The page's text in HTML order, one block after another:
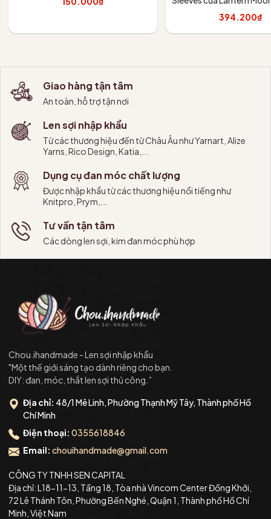
394.200₫
Giao hàng tận tâm
An toàn, hỗ trợ tận nơi
Len sợi nhập khẩu
Từ các thương hiệu đến từ Châu Âu như Yarnart, Alize
Yarns, Rico Design, Katia,...
Dụng cụ đan móc chất lượng
Được nhập khẩu từ các thương hiệu nổi tiếng như
Knitpro, Prym,...
Tư vấn tận tâm
Các dòng len sợi, kim đan móc phù hợp
Chou.ihandmade - Len sợi nhập khẩu
"Một thế giới sáng tạo dành riêng cho bạn.
DIY: đan, móc, thắt len sợi thủ công.”
Địa chỉ: 48/1 Mê Linh, Phường Thạnh Mỹ Tây, Thành phố Hồ
Chí Minh
Điện thoại: 0355618846
Email: chouihandmade@gmail.com
CÔNG TY TNHH SEN CAPITAL
Địa chỉ: L18-11-13, Tầng 18, Tòa nhà Vincom Center Đồng Khởi,
72 Lê Thánh Tôn, Phường Bến Nghé, Quận 1, Thành phố Hồ Chí
Minh, Việt Nam